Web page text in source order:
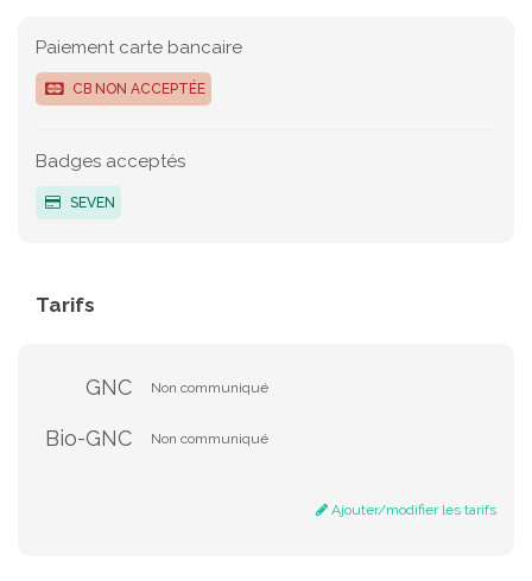
Paiement carte bancaire
CB NON ACCEPTÉE
Badges acceptés
SEVEN
Tarifs
GNC Non communiqué
Bio-GNC Non communiqué
Ajouter/modifier les tarifs